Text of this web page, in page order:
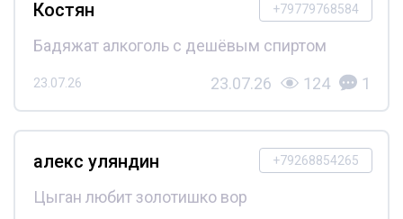
+79779768584
Костян
Бадяжат алкоголь с дешёвым спиртом
23.07.26 23.07.26 124 1
+79268854265
алекс уляндин
Цыган любит золотишко вор